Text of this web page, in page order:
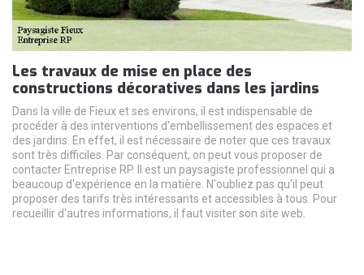
Les travaux de mise en place des
constructions décoratives dans les jardins
Dans la ville de Fieux et ses environs, il est indispensable de
procéder à des interventions d'embellissement des espaces et
des jardins. En effet, il est nécessaire de noter que ces travaux
sont très difficiles. Par conséquent, on peut vous proposer de
contacter Entreprise RP. Il est un paysagiste professionnel qui a
beaucoup d'expérience en la matière. N'oubliez pas qu'il peut
proposer des tarifs très intéressants et accessibles à tous. Pour
recueillir d'autres informations, il faut visiter son site web.